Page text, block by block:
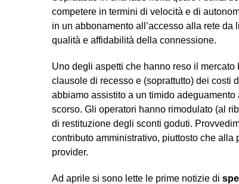
competere in termini di velocità e di
in un abbonamento all’accesso alla rete
qualità e affidabilità della connessione.
Uno degli aspetti che hanno reso il
clausole di recesso e (soprattutto) dei costi
abbiamo assistito a un timido adeguamento
scorso. Gli operatori hanno rimodulato (al
di restituzione degli sconti goduti.
contributo amministrativo, piuttosto che alla
provider.
Ad aprile si sono lette le prime notizie di